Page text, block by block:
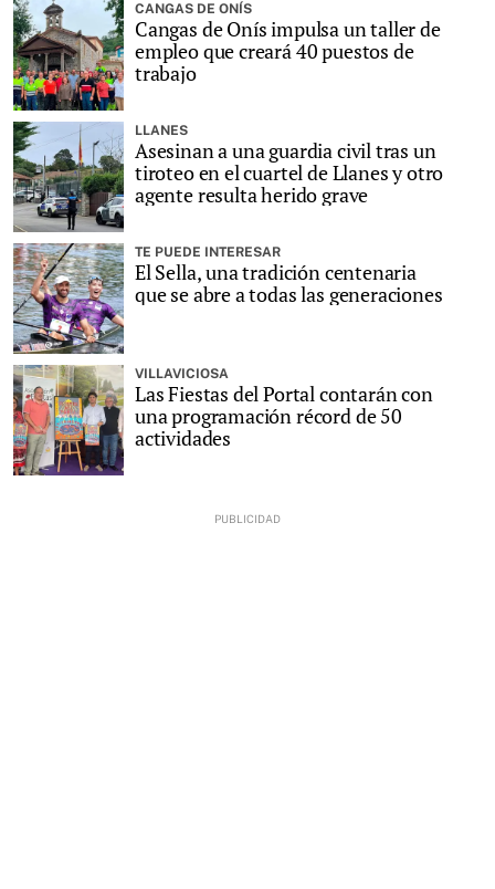
CANGAS DE ONÍS
Cangas de Onís impulsa un taller de
empleo que creará 40 puestos de
trabajo
LLANES
Asesinan a una guardia civil tras un
tiroteo en el cuartel de Llanes y otro
agente resulta herido grave
TE PUEDE INTERESAR
El Sella, una tradición centenaria
que se abre a todas las generaciones
VILLAVICIOSA
Las Fiestas del Portal contarán con
una programación récord de 50
actividades